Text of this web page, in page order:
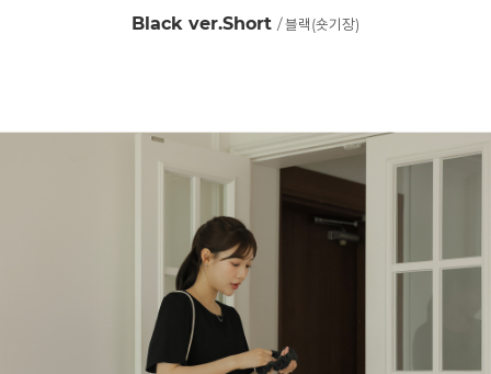
Black ver.Short / 블랙(숏기장)